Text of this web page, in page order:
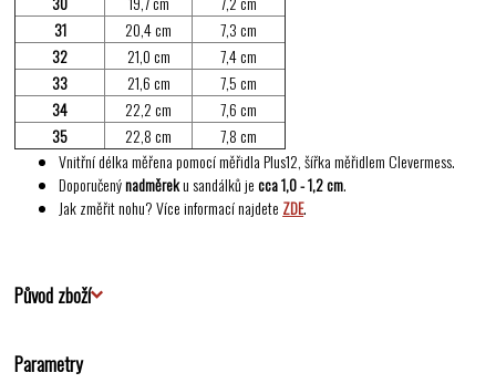
31
20,4 cm
7,3 cm
32
21,0 cm
7,4 cm
33
21,6 cm
7,5 cm
34
22,2 cm
7,6 cm
35
22,8 cm
7,8 cm
Vnitřní délka měřena pomocí měřidla Plus12, šířka měřidlem Clevermess.
Doporučenýnadměreku sandálků jecca 1,0 - 1,2 cm.
Jak změřit nohu? Více informací najdete ZDE.
Původ zboží
Parametry